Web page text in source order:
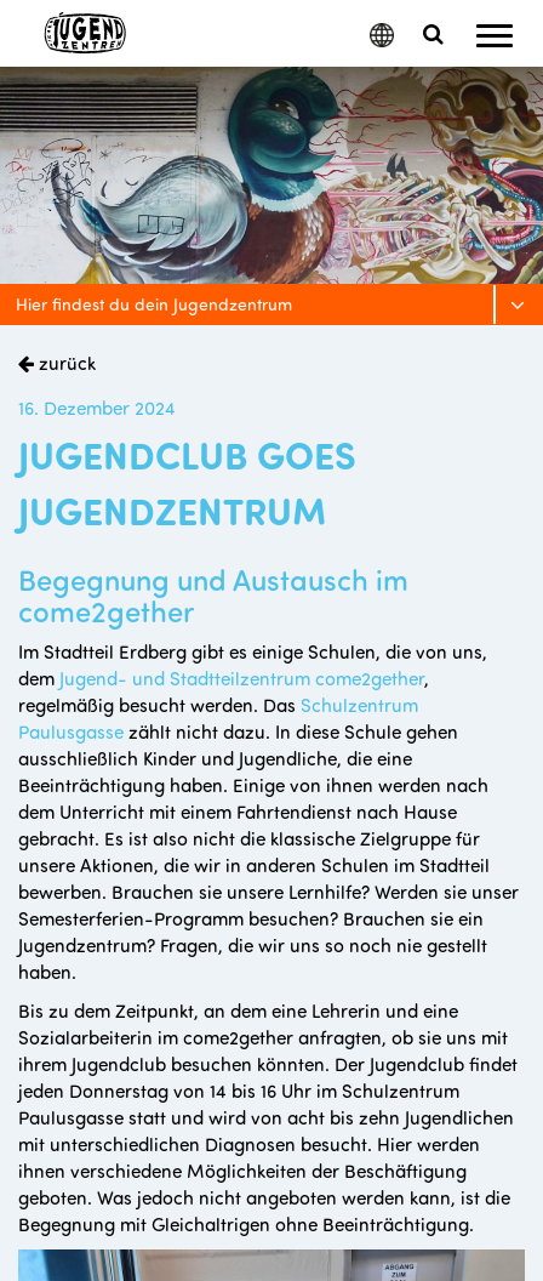
Menu
Toggle
Search
Google
Translate
Hier findest du dein Jugendzentrum
zurück
16. Dezember 2024
JUGENDCLUB GOES
JUGENDZENTRUM
Begegnung und Austausch im
come2gether
Im Stadtteil Erdberg gibt es einige Schulen, die von uns,
dem Jugend- und Stadtteilzentrum come2gether,
regelmäßig besucht werden. Das Schulzentrum
Paulusgassezählt nicht dazu. In diese Schule gehen
ausschließlich Kinder und Jugendliche, die eine
Beeinträchtigung haben. Einige von ihnen werden nach
dem Unterricht mit einem Fahrtendienst nach Hause
gebracht. Es ist also nicht die klassische Zielgruppe für
unsere Aktionen, die wir in anderen Schulen im Stadtteil
bewerben. Brauchen sie unsere Lernhilfe? Werden sie unser
Semesterferien-Programm besuchen? Brauchen sie ein
Jugendzentrum? Fragen, die wir uns so noch nie gestellt
haben.
Bis zu dem Zeitpunkt, an dem eine Lehrerin und eine
Sozialarbeiterin im come2gether anfragten, ob sie uns mit
ihrem Jugendclub besuchen könnten. Der Jugendclub findet
jeden Donnerstag von 14 bis 16 Uhr im Schulzentrum
Paulusgasse statt und wird von acht bis zehn Jugendlichen
mit unterschiedlichen Diagnosen besucht. Hier werden
ihnen verschiedene Möglichkeiten der Beschäftigung
geboten. Was jedoch nicht angeboten werden kann, ist die
Begegnung mit Gleichaltrigen ohne Beeinträchtigung.